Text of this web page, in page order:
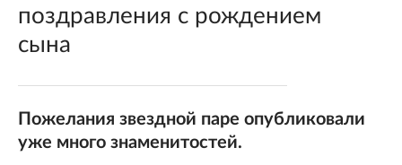
поздравления с рождением
сына
Пожелания звездной паре опубликовали
уже много знаменитостей.